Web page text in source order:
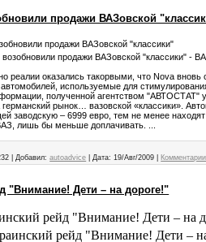
продажи ВАЗовской
продажи ВАЗовской "классики"
реалии оказались такорвыми, что Nova вновь
используемые для
полученной агентством "АВТОСТАТ"
рынок… вазовской «классики».
заводскую – 6999 евро, тем не менее
лишь бы меньше доплачивать. ...
|Добавил: autoadvice |Дата: 19/Авг/2009
"Внимание! Дети – на дороге!"
рейд "Внимание! Дети – на